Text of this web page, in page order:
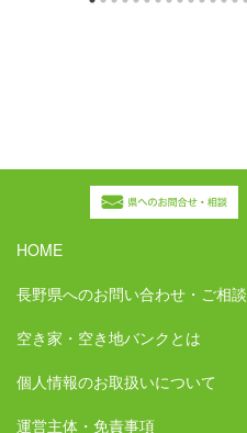
HOME
長野県へのお問い合わせ・ご相談
空き家・空き地バンクとは
個人情報のお取扱いについて
運営主体・免責事項